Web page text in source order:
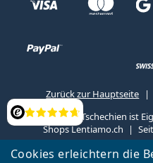
Cookies erleichtern die
Bewertung
Zurück zur Hauptseite
Lentiamo s.r.o., Tschechien ist
Shops Lentiamo.ch